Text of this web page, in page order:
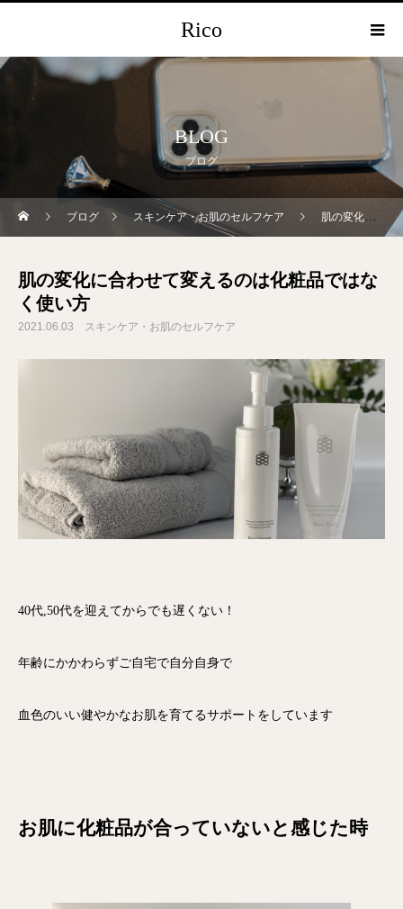
Rico
BLOG
ブログ
ブログ スキンケア・お肌のセルフケア 肌の変化に合わせて変えるのは化粧品ではなく使い方
肌の変化に合わせて変えるのは化粧品ではな
く使い方
2021.06.03 スキンケア・お肌のセルフケア
40代,50代を迎えてからでも遅くない！
年齢にかかわらずご自宅で自分自身で
血色のいい健やかなお肌を育てるサポートをしています
お肌に化粧品が合っていないと感じた時